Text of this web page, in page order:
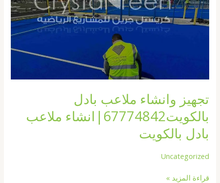
تجهيز وانشاء ملاعب بادل
بالكويت67774842|انشاء ملاعب
بادل بالكويت
Uncategorized
ملاعب
بادل
بالكويت
قراءة المزيد »